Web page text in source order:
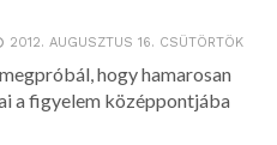
2012. AUGUSZTUS 16. CSÜTÖRTÖK
hogy hamarosan
a figyelem középpontjába